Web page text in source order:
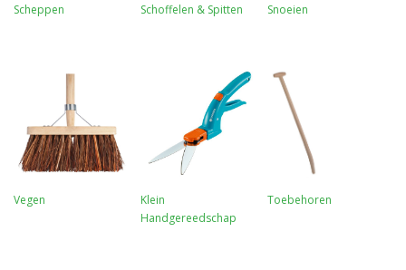
Scheppen Schoffelen & Spitten Snoeien
Vegen
Klein
Handgereedschap
Toebehoren